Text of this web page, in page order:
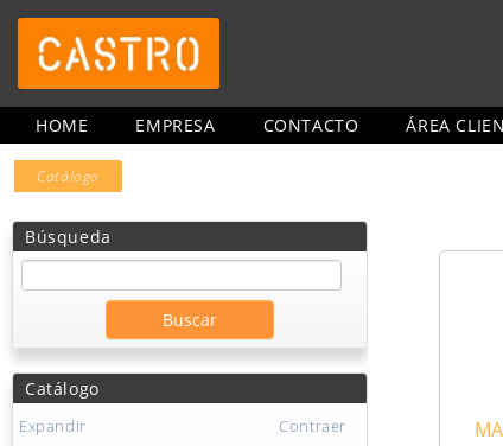
HOME EMPRESA CONTACTO ÁREA
Catálogo
Búsqueda
Catálogo
Expandir Contraer